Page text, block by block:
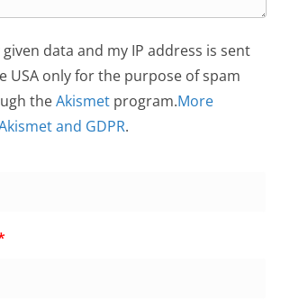
data and my IP address is sent
USA only for the purpose of spam
theAkismet program.More
and GDPR.